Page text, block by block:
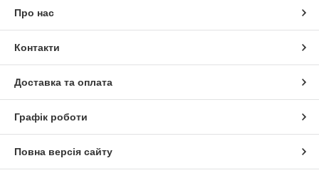
Про нас
Контакти
Доставка та оплата
Графік роботи
Повна версія сайту